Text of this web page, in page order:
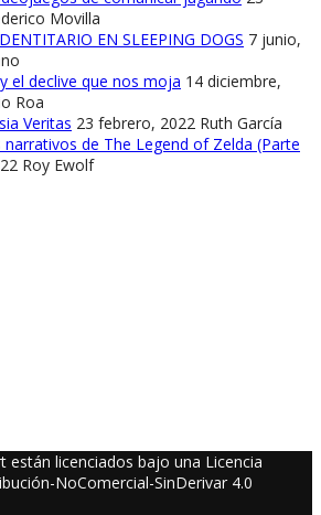
Movilla
EN SLEEPING DOGS 7 junio,
el declive que nos moja 14 diciembre,
Roa
Veritas 23 febrero, 2022 Ruth García
de The Legend of Zelda (Parte
Roy Ewolf
están licenciados bajo una Licencia
NoComercial-SinDerivar 4.0